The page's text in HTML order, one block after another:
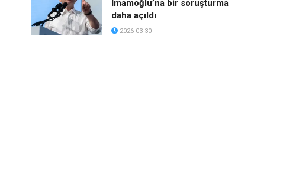
İmamoğlu’na bir soruşturma
daha açıldı
2026-03-30